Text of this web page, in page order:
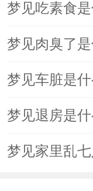
梦见吃素食
梦见肉臭了
梦见车脏是
梦见退房是
梦见家里乱